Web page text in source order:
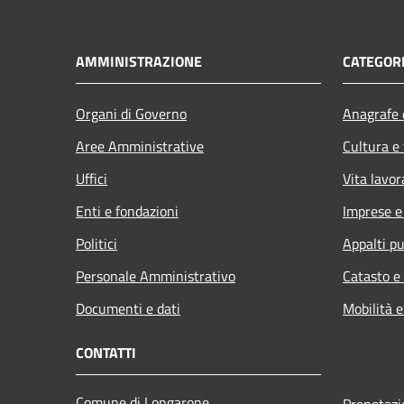
AMMINISTRAZIONE
Organi di Governo
Aree Amministrative
Uffici
Enti e fondazioni
Politici
Personale Amministrativo
Documenti e dati
Cultura
Vita
Imprese
Appalti
Catasto
Mobilità
CONTATTI